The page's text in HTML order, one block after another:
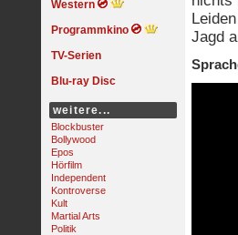
Western
Programmkino
TV-Serien
Blu-ray Disc
weitere...
Blockbuster
Bollywood
Epos
Hörfilm
Independent
Kontroverse
Kult
Martial Arts
Politik
Jagd